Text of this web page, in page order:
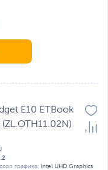
E10 ETBook
графика: Intel UHD Graphics